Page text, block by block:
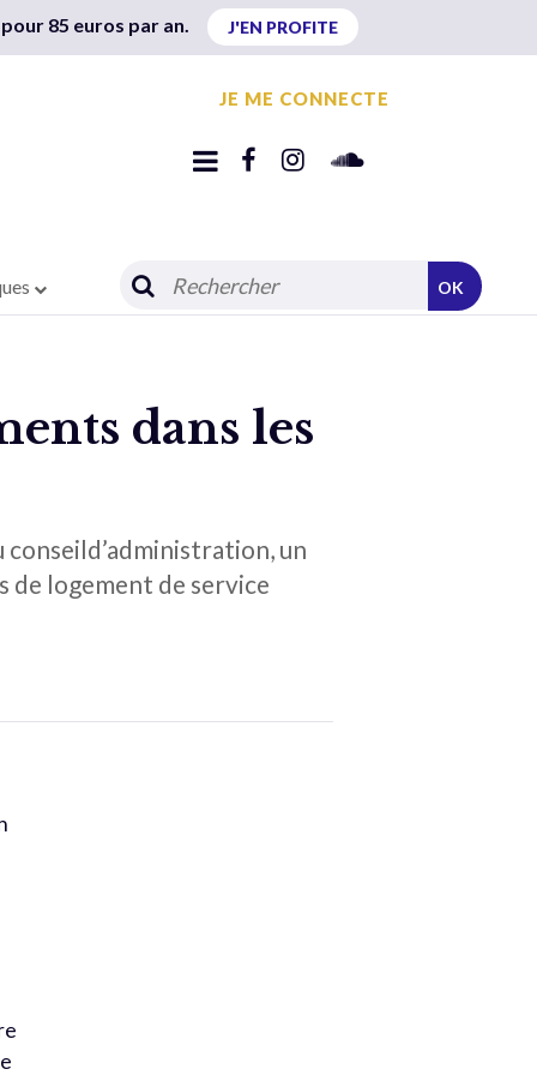
85 euros par an. J'EN PROFITE
JE ME CONNECTE
OK
dans les
conseild’administration, un
de logement de service